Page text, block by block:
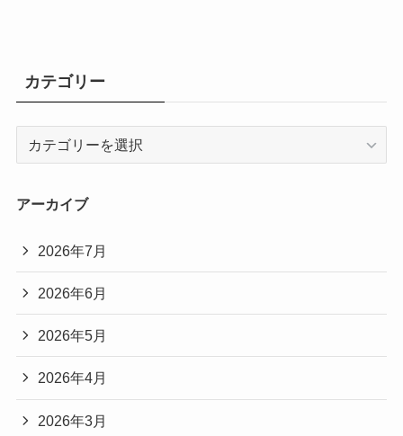
カテゴリー
リ
アーカイブ
2026年7月
2026年6月
2026年5月
2026年4月
2026年3月